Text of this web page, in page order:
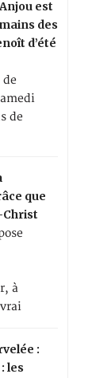
est
des
d’été
de
de
que
Christ
à
:
les